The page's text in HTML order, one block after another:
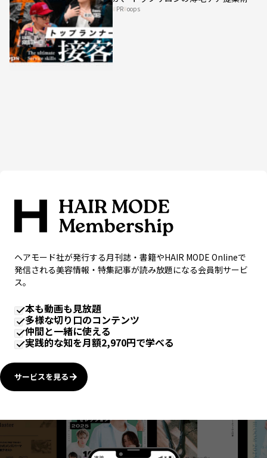
HAIRCAMPで公開！
PR oops
ヘアモード社が発行する月刊誌・書籍やHAIR MODE Onlineで
発信される美容情報・特集記事が読み放題になる会員制サービ
ス。
本も動画も見放題
多様な切り口のコンテンツ
仲間と一緒に使える
実践的な知を月額2,970円で学べる
サービスを見る